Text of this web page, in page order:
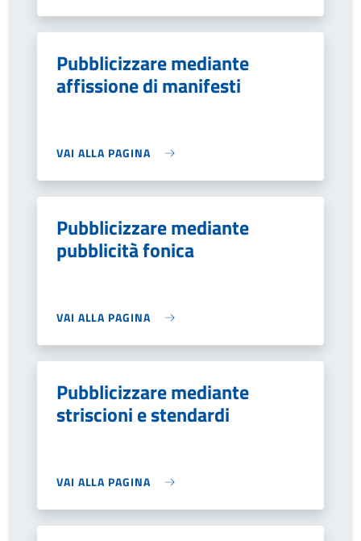
Pubblicizzare mediante
affissione di manifesti
VAI ALLA PAGINA
Pubblicizzare mediante
pubblicità fonica
VAI ALLA PAGINA
Pubblicizzare mediante
striscioni e stendardi
VAI ALLA PAGINA